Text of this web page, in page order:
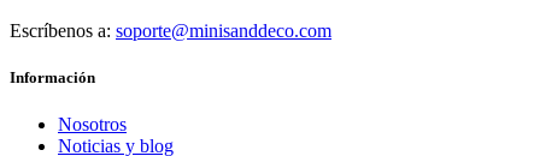
Escríbenos a: soporte@minisanddeco.com
Información
Nosotros
Noticias y blog